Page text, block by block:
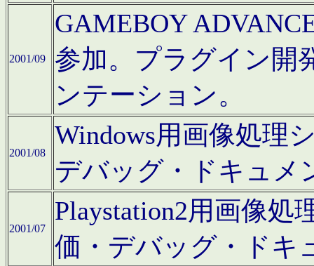
2001/09
GAMEBOY
参加。プラグイン開
ンテーション。
2001/08
Windows用画像処理
デバッグ・ドキュメ
2001/07
Playstation2用画像
価・デバッグ・ドキ